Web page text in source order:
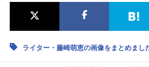
マンガ・ラノベ ゲーム・アプリ 音楽
2.5次元 配信・Vtuber トレンド
ライター・藤崎萌恵の画像をまとめまし